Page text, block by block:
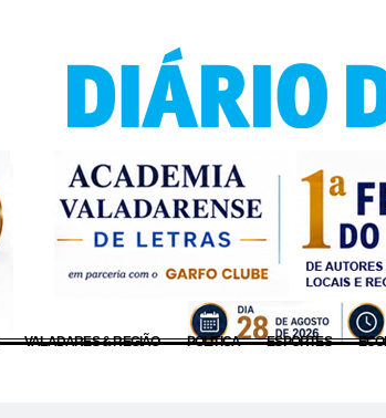
VALADARES & REGIÃO POLÍTICA ESPORTES